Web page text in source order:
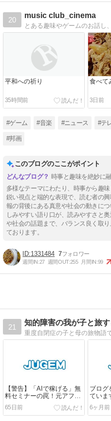
20
music club_cinema
平和への祈り
35時間前
食べて
3日前
#ゲーム #音楽 #ニュース #テ
#邦画
このブログのここがポイント
時事と趣味を絶妙に
多様なテーマにわたり、時事から趣
鋭い視点と端的な表現で、読む者の
報の背後にある真意や社会の動きに
しみやすい語り口が、読みやすさと
や社会の話題まで、バランス良く取
ております。
1331484 7
週間IN:27 週間OUT:255 月間IN:99
21
知的障害の我が子と旅
【警告】「AIで稼げる」無
料セミナーの罠！元アフィ
リエイト詐欺の闇ルートを
暴露します。
65日前
ブログ
ていま
6ヶ月前